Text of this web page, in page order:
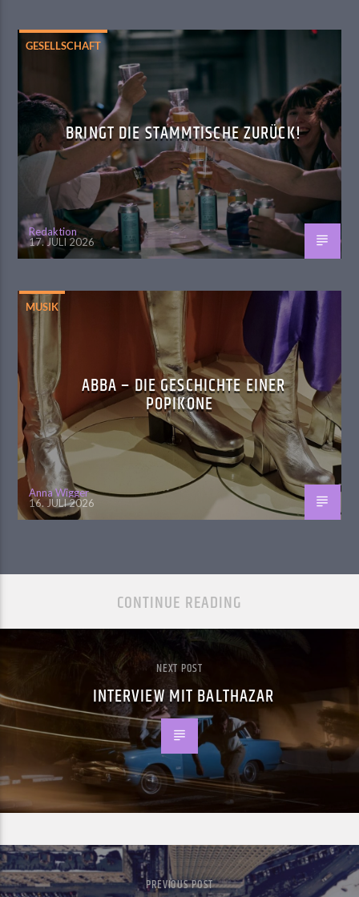
GESELLSCHAFT
BRINGT DIE STAMMTISCHE ZURÜCK!
Redaktion
17. JULI 2026
MUSIK
ABBA – DIE GESCHICHTE EINER
POPIKONE
Anna Wigger
16. JULI 2026
CONTINUE READING
NEXT POST
INTERVIEW MIT BALTHAZAR
PREVIOUS POST